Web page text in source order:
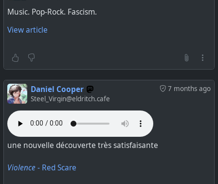
Music. Pop-Rock. Fascism.
View article
7 months ago
Daniel Cooper
Steel_Virgin@eldritch.cafe
une nouvelle découverte très satisfaisante
Violence- Red Scare